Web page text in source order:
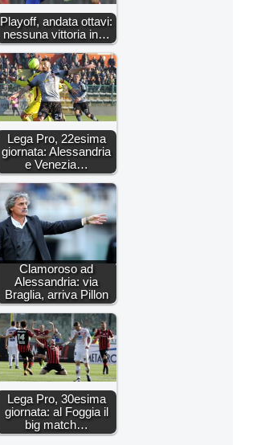
Playoff, andata ottavi:
nessuna vittoria in…
Lega Pro, 22esima
giornata: Alessandria
e Venezia…
Clamoroso ad
Alessandria: via
Braglia, arriva Pillon
Lega Pro, 30esima
giornata: al Foggia il
big match…